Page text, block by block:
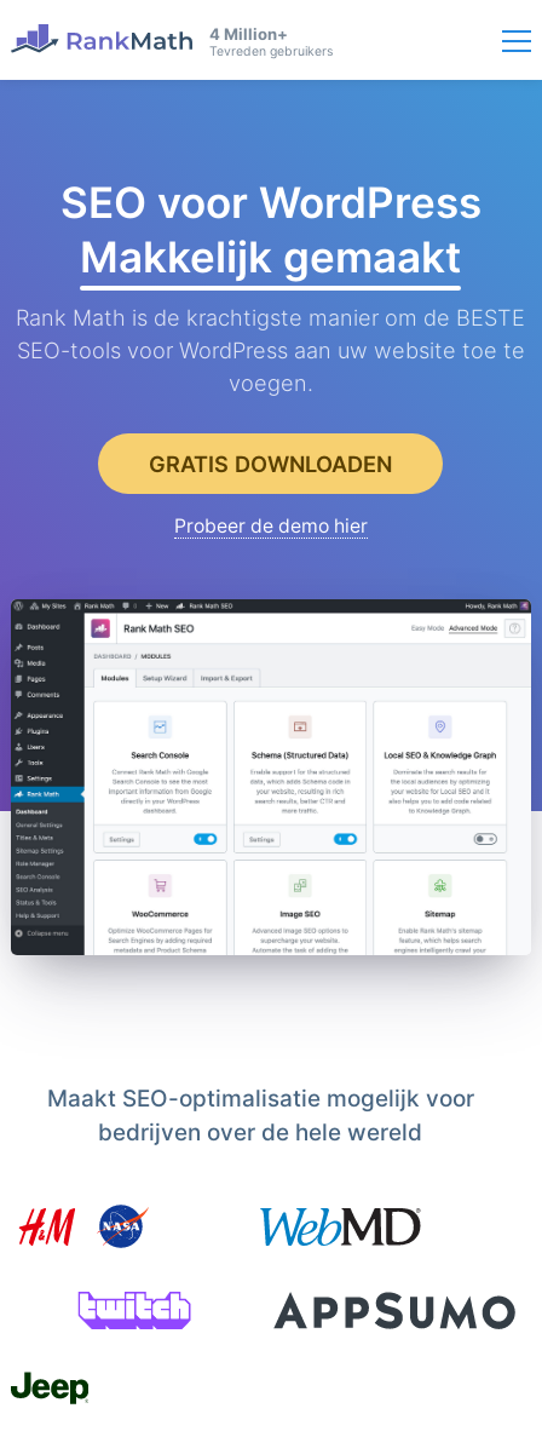
4 Million+
Tevreden gebruikers
SEO voor WordPress
Makkelijk gemaakt
Rank Math is de krachtigste manier om de BESTE
SEO-tools voor WordPress aan uw website toe te
voegen.
GRATIS DOWNLOADEN
Probeer de demo hier
Maakt SEO-optimalisatie mogelijk voor
bedrijven over de hele wereld